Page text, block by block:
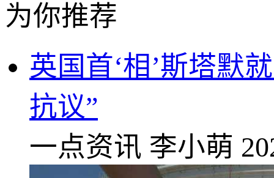
为你推荐
英国首‘相’斯塔默
抗议”
一点资讯 李小萌